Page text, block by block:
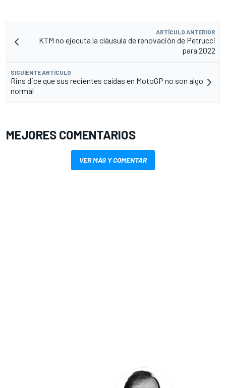
ARTÍCULO ANTERIOR
KTM no ejecuta la cláusula de renovación de Petrucci
para 2022
SIGUIENTE ARTÍCULO
Rins dice que sus recientes caídas en MotoGP no son algo
normal
MEJORES COMENTARIOS
VER MÁS Y COMENTAR